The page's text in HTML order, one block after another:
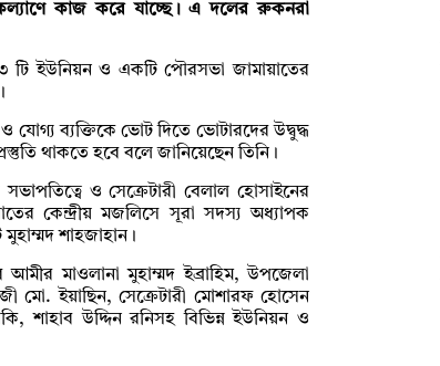
কল্যাণে কাজ করে যাচ্ছে। এ দলের রুকনরা
টি ইউনিয়ন ও একটি পৌরসভা জামায়াতের
ব্যক্তিকে ভোট দিতে ভোটারদের উদ্বুদ্ধ
থাকতে হবে বলে জানিয়েছেন তিনি।
ও সেক্রেটারী বেলাল হোসাইনের
কেন্দ্রীয় মজলিসে সূরা সদস্য অধ্যাপক
শাহজাহান।
মাওলানা মুহাম্মদ ইব্রাহিম, উপজেলা
মো. ইয়াছিন, সেক্রেটারী মোশারফ হোসেন
শাহাব উদ্দিন রনিসহ বিভিন্ন ইউনিয়ন ও